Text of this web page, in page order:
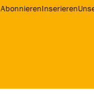
AbonnierenInserieren